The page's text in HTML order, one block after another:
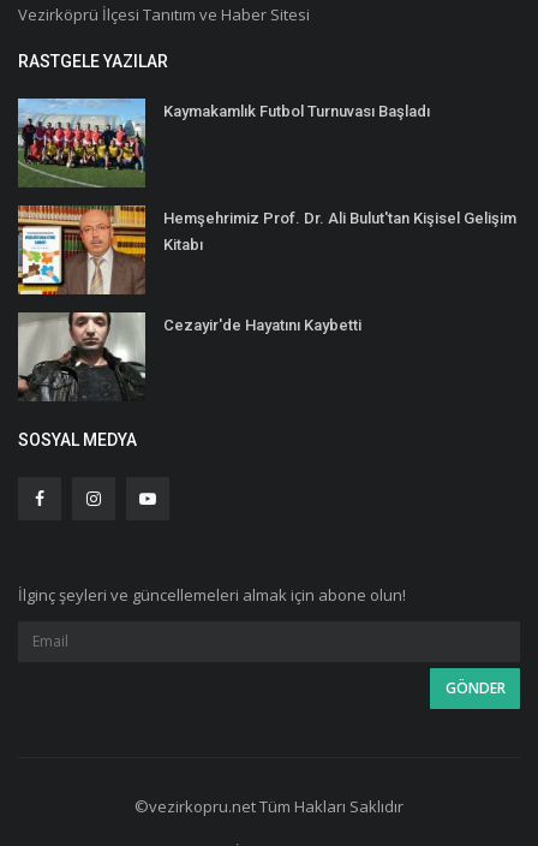
Vezirköprü İlçesi Tanıtım ve Haber Sitesi
RASTGELE YAZILAR
Kaymakamlık Futbol Turnuvası Başladı
Hemşehrimiz Prof. Dr. Ali Bulut'tan Kişisel Gelişim
Kitabı
Cezayir'de Hayatını Kaybetti
SOSYAL MEDYA
İlginç şeyleri ve güncellemeleri almak için abone olun!
©vezirkopru.net Tüm Hakları Saklıdır